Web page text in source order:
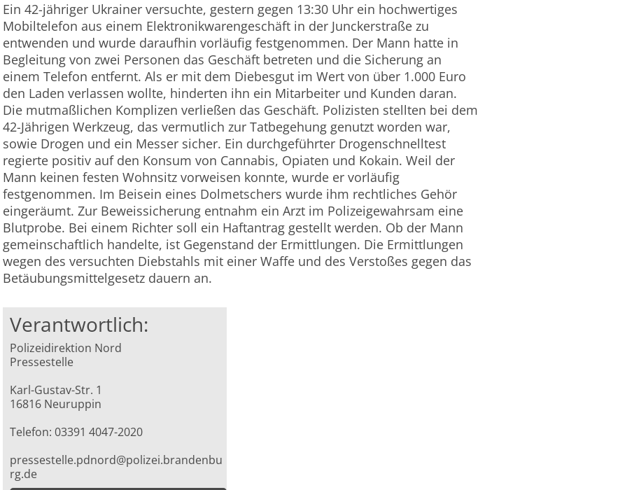
Ein 42-jähriger Ukrainer versuchte, gestern gegen 13:30 Uhr ein hochwertiges
Mobiltelefon aus einem Elektronikwarengeschäft in der Junckerstraße zu
entwenden und wurde daraufhin vorläufig festgenommen. Der Mann hatte in
Begleitung von zwei Personen das Geschäft betreten und die Sicherung an
einem Telefon entfernt. Als er mit dem Diebesgut im Wert von über 1.000 Euro
den Laden verlassen wollte, hinderten ihn ein Mitarbeiter und Kunden daran.
Die mutmaßlichen Komplizen verließen das Geschäft. Polizisten stellten bei dem
42-Jährigen Werkzeug, das vermutlich zur Tatbegehung genutzt worden war,
sowie Drogen und ein Messer sicher. Ein durchgeführter Drogenschnelltest
regierte positiv auf den Konsum von Cannabis, Opiaten und Kokain. Weil der
Mann keinen festen Wohnsitz vorweisen konnte, wurde er vorläufig
festgenommen. Im Beisein eines Dolmetschers wurde ihm rechtliches Gehör
eingeräumt. Zur Beweissicherung entnahm ein Arzt im Polizeigewahrsam eine
Blutprobe. Bei einem Richter soll ein Haftantrag gestellt werden. Ob der Mann
gemeinschaftlich handelte, ist Gegenstand der Ermittlungen. Die Ermittlungen
wegen des versuchten Diebstahls mit einer Waffe und des Verstoßes gegen das
Betäubungsmittelgesetz dauern an.
Verantwortlich:
Polizeidirektion Nord
Pressestelle
Karl-Gustav-Str. 1
16816 Neuruppin
Telefon: 03391 4047-2020
pressestelle.pdnord@polizei.brandenbu
rg.de